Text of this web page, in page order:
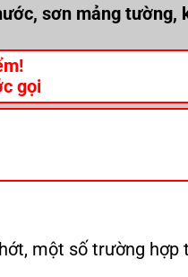
sơn mảng tường,
gọi
một số trường